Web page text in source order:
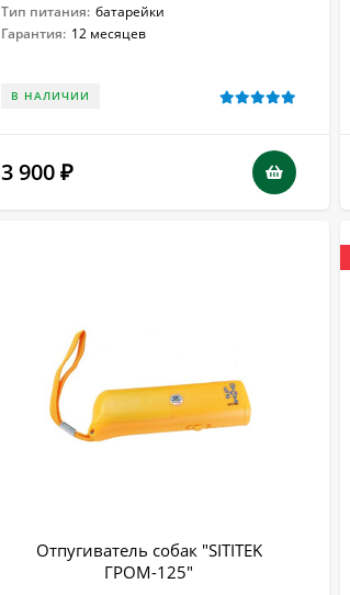
Тип питания: батарейки
Гарантия: 12 месяцев
В НАЛИЧИИ
3 900 ₽
Отпугиватель собак "SITITEK
ГРОМ-125"